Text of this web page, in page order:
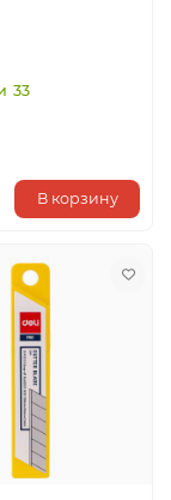
33
В корзину